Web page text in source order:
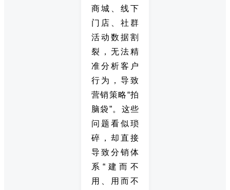
商城、线下
门店、社群
活动数据割
裂，无法精
准分析客户
行为，导致
营销策略“拍
脑袋”。这些
问题看似琐
碎，却直接
导致分销体
系“建而不
用、用而不